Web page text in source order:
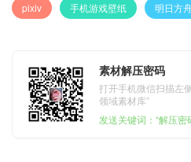
pixiv 手机游戏壁纸 明日方
素材解压密码
打开手机微信扫描左
领域素材库”
发送关键词：“解压密